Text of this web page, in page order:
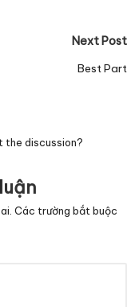
Next Post
Best Part
the discussion?
Các trường bắt buộc